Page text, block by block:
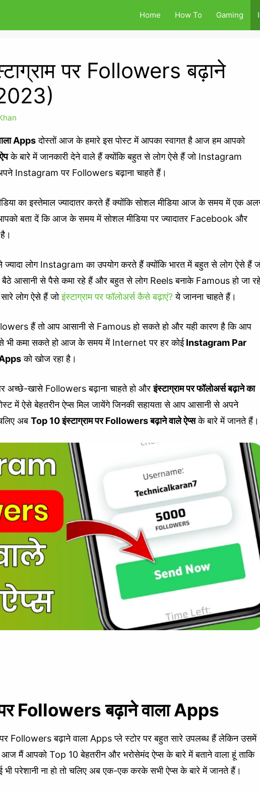
Home How To Gaming
पर Followers बढ़ाने
Appsदोस्तों आज के हमारे इस पोस्ट में आपका स्वागत है आज हम आपको
के बारे में जानकारी देने वाले हैं क्योंकि बहुत से लोग ऐसे हैं जो Instagram
Instagram पर Followers बढ़ाना चाहते हैं।
का इस्तेमाल ज्यादातर करते हैं क्योंकि सोशल मीडिया आज के समय में एक
आपको बता दें कि आज के समय में सोशल मीडिया पर ज्यादातर Facebook और
लोग Instagram का उपयोग करते हैं क्योंकि भारत में बहुत से लोग ऐसे हैं
आसानी से पैसे कमा रहे हैं और बहुत से लोग Reels बनाके Famous हो जा
लोग ऐसे हैं जोइंस्टाग्राम पर फॉलोअर्स कैसे बढ़ाएं?ये जानना चाहते हैं।
हैं तो आप आसानी से Famous हो सकते हो और यही कारण है कि आप
भी कमा सकते हो आज के समय में Internet पर हर कोईInstagram Par
को खोज रहा है।
खासे Followers बढ़ाना चाहते हो औरइंस्टाग्राम पर फॉलोअर्स बढ़ाने का
में ऐसे बेहतरीन ऐप्स मिल जायेंगे जिनकी सहायता से आप आसानी से अपने
अब Top 10 इंस्टाग्राम पर Followers बढ़ाने वाले ऐप्सके बारे में जानते हैं।
Followers बढ़ाने वाला Apps
पर Followers बढ़ाने वाला Apps प्ले स्टोर पर बहुत सारे उपलब्ध हैं लेकिन उसमें
आज मैं आपको Top 10 बेहतरीन और भरोसेमंद ऐप्स के बारे में बताने वाला हूं ताकि
परेशानी ना हो तो चलिए अब एक-एक करके सभी ऐप्स के बारे में जानते हैं।